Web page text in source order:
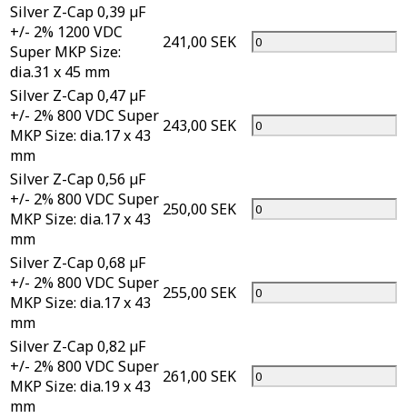
Silver Z-Cap 0,39 µF
+/- 2% 1200 VDC
Super MKP Size:
dia.31 x 45 mm
241,00 SEK
Silver Z-Cap 0,47 µF
+/- 2% 800 VDC Super
MKP Size: dia.17 x 43
mm
243,00 SEK
Silver Z-Cap 0,56 µF
+/- 2% 800 VDC Super
MKP Size: dia.17 x 43
mm
250,00 SEK
Silver Z-Cap 0,68 µF
+/- 2% 800 VDC Super
MKP Size: dia.17 x 43
mm
255,00 SEK
Silver Z-Cap 0,82 µF
+/- 2% 800 VDC Super
MKP Size: dia.19 x 43
mm
261,00 SEK